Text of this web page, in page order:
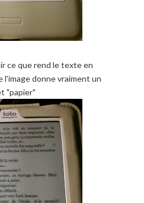
ce que rend le texte en
l'image donne vraiment un
"papier"